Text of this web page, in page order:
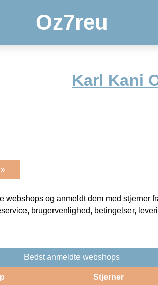
Oz7reu
Karl Kani
og anmeldt dem med stjerner
brugervenlighed, betingelser,
Bedst anmeldte webshops
Stjerner